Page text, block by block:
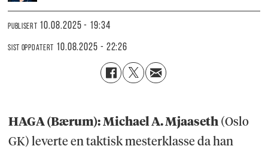
PUBLISERT 10.08.2025 - 19:34
SIST OPPDATERT 10.08.2025 - 22:26
HAGA (Bærum):Michael A. Mjaaseth(Oslo
GK) leverte en taktisk mesterklasse da han